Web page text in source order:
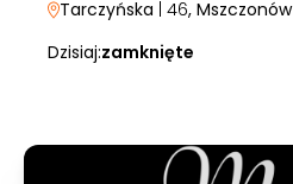
Tarczyńska | 46, Mszczonów
Dzisiaj:zamknięte